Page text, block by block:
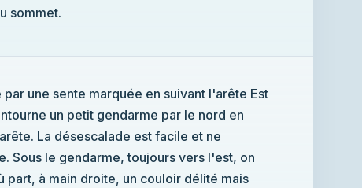
sommet.
une sente marquée en suivant l'arête Est
un petit gendarme par le nord en
La désescalade est facile et ne
Sous le gendarme, toujours vers l'est, on
part, à main droite, un couloir délité mais